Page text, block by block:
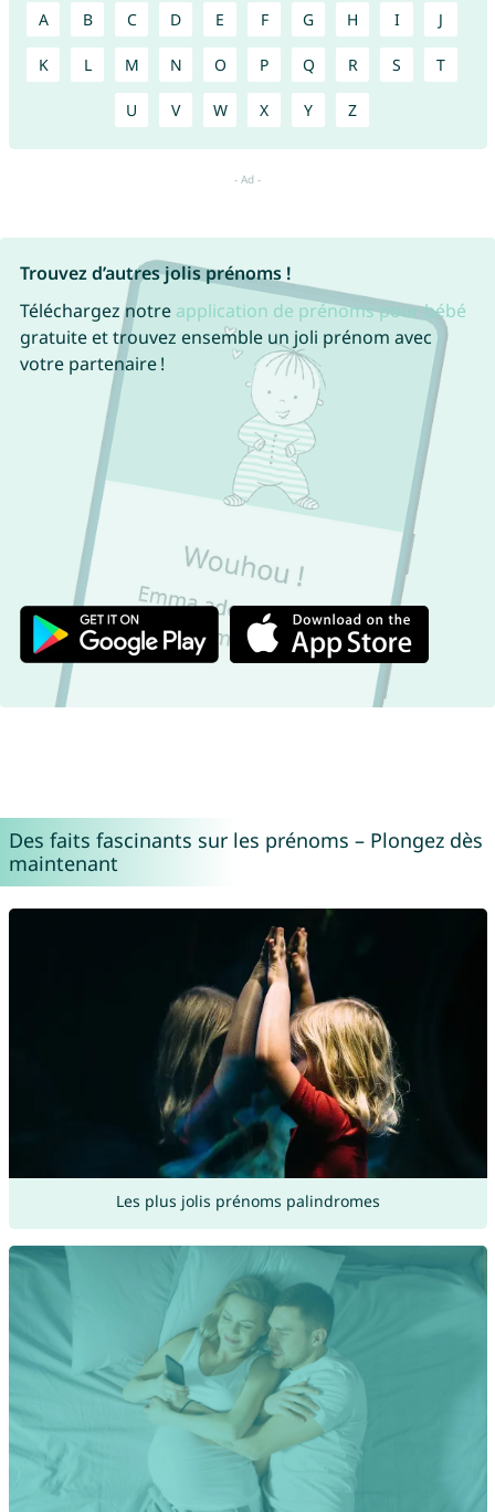
A B C D E F G H I J
K L M N O P Q R S T
U V W X Y Z
Trouvez d’autres jolis prénoms !
Téléchargez notre application de prénoms pour bébé
gratuite et trouvez ensemble un joli prénom avec
votre partenaire !
Des faits fascinants sur les prénoms – Plongez dès
maintenant
Les plus jolis prénoms palindromes